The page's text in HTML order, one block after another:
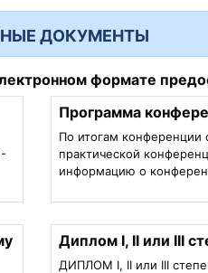
ДОКУМЕНТЫ
формате
Программа
По итогам конференции
практической
информацию о
Диплом I, II или III
ДИПЛОМ I, II или III